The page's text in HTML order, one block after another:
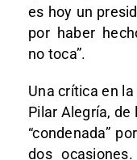
es hoy un
por haber
no toca”.
Una crítica en
Pilar Alegría, de
“condenada”
dos